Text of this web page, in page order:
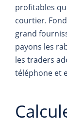
profitables
courtier.
grand
payons les
les traders
téléphone et